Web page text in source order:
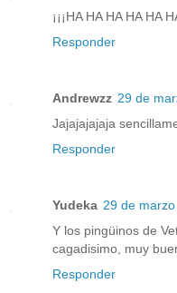
¡¡¡HA HA HA HA HA
Responder
Andrewzz 29 de
Jajajajajaja
Responder
Yudeka 29 de
Y los pingüinos de
cagadisimo, muy
Responder